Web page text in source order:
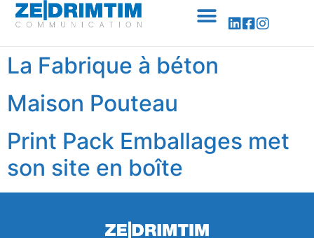
La Fabrique à béton
Maison Pouteau
Print Pack Emballages met
son site en boîte
Panneau de gestion des cookies